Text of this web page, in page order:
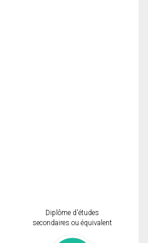
Diplôme d'études
secondaires ou équivalent